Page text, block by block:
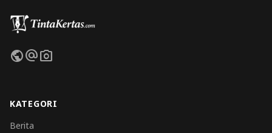
publicalternate_emailphoto_camera
KATEGORI
Berita